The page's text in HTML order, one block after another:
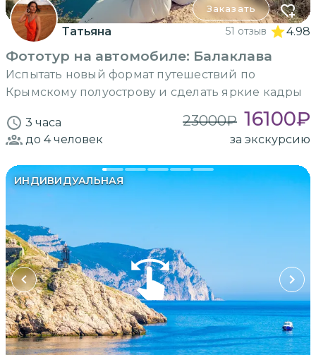
Заказать
Татьяна 51 отзыв 4.98
Фототур на автомобиле: Балаклава
Испытать новый формат путешествий по
Крымскому полуострову и сделать яркие кадры
3 часа 23000₽ 16100₽
до 4человек за экскурсию
ИНДИВИДУАЛЬНАЯ